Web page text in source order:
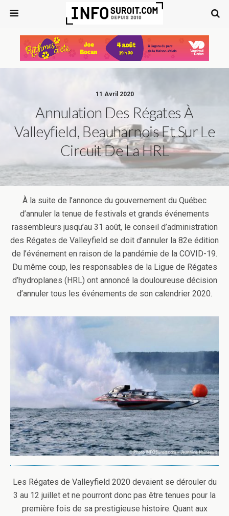
11 Avril 2020
Annulation Des Régates À
Valleyfield, Beauharnois Et Sur Le
Circuit De La HRL
À la suite de l’annonce du gouvernement du Québec
d’annuler la tenue de festivals et grands événements
rassembleurs jusqu’au 31 août, le conseil d’administration
des Régates de Valleyfield se doit d’annuler la 82e édition
de l’événement en raison de la pandémie de la COVID-19.
Du même coup, les responsables de la Ligue de Régates
d’hydroplanes (HRL) ont annoncé la douloureuse décision
d’annuler tous les événements de son calendrier 2020.
Les Régates de Valleyfield 2020 devaient se dérouler du
3 au 12 juillet et ne pourront donc pas être tenues pour la
première fois de sa prestigieuse histoire. Quant aux